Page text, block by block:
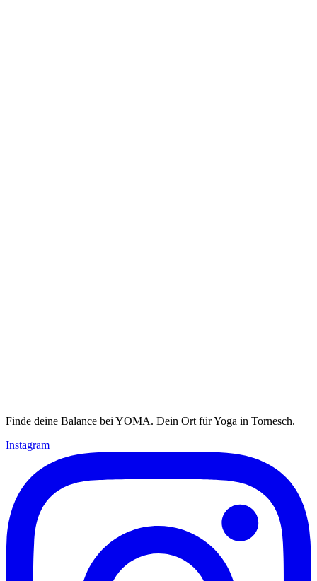
Finde deine Balance bei YOMA. Dein Ort für Yoga in Tornesch.
Instagram